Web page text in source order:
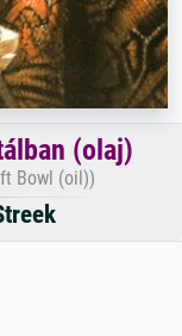
(olaj)
Bowl (oil))